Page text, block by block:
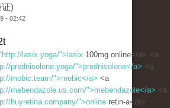
)
- 02:42
http://lasix.yoga/">lasix 100mg online</a> <a
prednisolone.yoga/">prednisolone</a> <a
mobic.team/">mobic</a> <a
mebendazole.us.com/">mebendazole</a> <a
buyretina.company/">online retin-a</a>